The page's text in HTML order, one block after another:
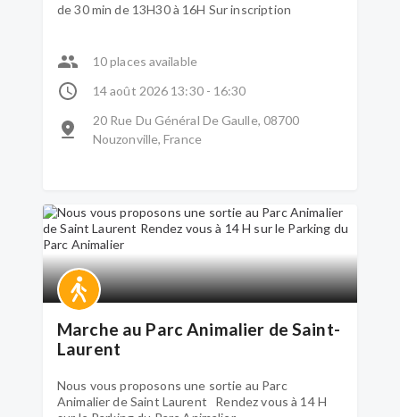
de 30 min de 13H30 à 16H Sur inscription
10 places available
14 août 2026 13:30 - 16:30
20 Rue Du Général De Gaulle, 08700
Nouzonville, France
Marche au Parc Animalier de Saint-
Laurent
Nous vous proposons une sortie au Parc
Animalier de Saint Laurent Rendez vous à 14 H